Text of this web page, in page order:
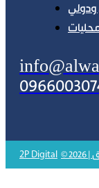
ودولي
2P Digital